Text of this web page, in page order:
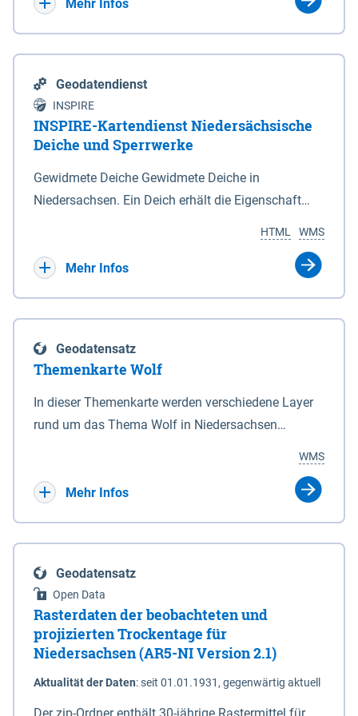
Mehr Infos
Geodatendienst
INSPIRE
INSPIRE-Kartendienst Niedersächsische
Deiche und Sperrwerke
Gewidmete Deiche Gewidmete Deiche in
Niedersachsen. Ein Deich erhält die Eigenschaft
Deichbehörde durch Verordnung ausspricht. Für
enthalten. Sperrwerke Sperrwerke sind Bauwerke
mit Sperrvorrichtungen in Tidegewässern, die dem
Schutz eines Gebietes vor erhöhten Tiden, vor allem
vor Sturmfluten, zu dienen bestimmt sind (§2 Abs.3
Eigenschaft eines Sperrwerkes durch Widmung, die
die Deichbehörde durch Verordnung ausspricht.
WMS
HTML
Mehr Infos
Geodatensatz
Themenkarte Wolf
In dieser Themenkarte werden verschiedene Layer
rund um das Thema Wolf in Niedersachsen
sowie Status der bestehenden Wolfsterritorien im
laufenden Monitoringjahr.
WMS
Mehr Infos
Geodatensatz
Open Data
Rasterdaten der beobachteten und
projizierten Trockentage für
Niedersachsen (AR5-NI Version 2.1)
Aktualität der Daten:seit 01.01.1931, gegenwärtig aktuell